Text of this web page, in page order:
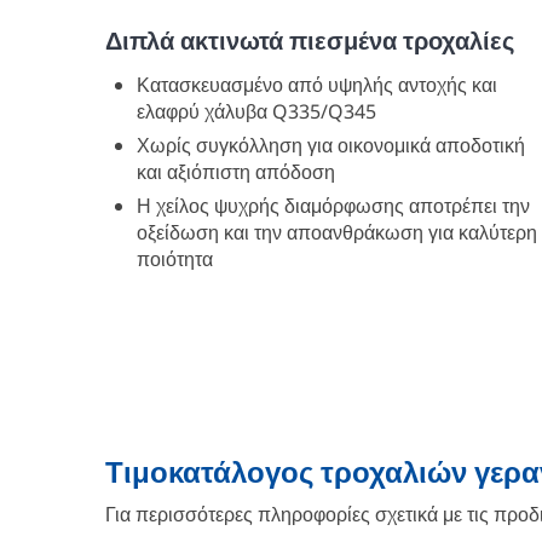
Διπλά ακτινωτά πιεσμένα τροχαλίες
Κατασκευασμένο από υψηλής αντοχής και
ελαφρύ χάλυβα Q335/Q345
Χωρίς συγκόλληση για οικονομικά αποδοτική
και αξιόπιστη απόδοση
Η χείλος ψυχρής διαμόρφωσης αποτρέπει την
οξείδωση και την αποανθράκωση για καλύτερη
ποιότητα
Τιμοκατάλογος τροχαλιών
Για περισσότερες πληροφορίες σχετικά με τις